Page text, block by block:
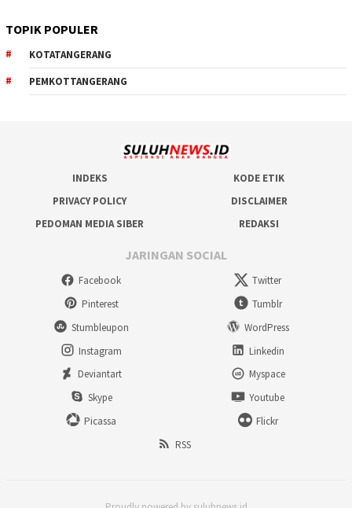
TOPIK POPULER
KOTATANGERANG
PEMKOTTANGERANG
INDEKS
KODE ETIK
PRIVACY POLICY
DISCLAIMER
PEDOMAN MEDIA SIBER
REDAKSI
JARINGAN SOCIAL
Facebook
Twitter
Pinterest
Tumblr
Stumbleupon
WordPress
Instagram
Linkedin
Deviantart
Myspace
Skype
Youtube
Picassa
Flickr
RSS